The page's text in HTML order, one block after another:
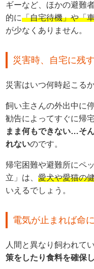
ギーなど、ほかの避難
的に「自宅待機」や「
が少なくありません。
災害時、自宅に残
災害はいつ何時起こる
飼い主さんの外出中に
勧告によってすぐに帰
まま何もできない…そ
れないのです。
帰宅困難や避難所にペ
立」は、愛犬や愛猫の
いえるでしょう。
電気が止まれば命
人間と異なり飼われて
策をしたり食料を確保